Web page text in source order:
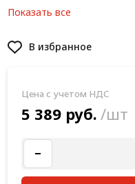
Показать все
В избранное
Цена с учетом НДС
5 389 руб. /шт